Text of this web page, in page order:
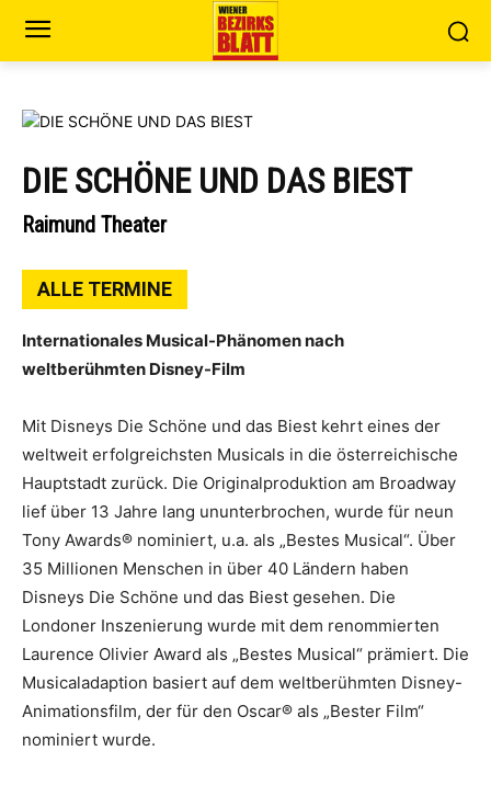
DIE SCHÖNE UND DAS BIEST
Raimund Theater
ALLE TERMINE
Internationales Musical-Phänomen nach
weltberühmten Disney-Film
Mit Disneys Die Schöne und das Biest kehrt eines der
weltweit erfolgreichsten Musicals in die österreichische
Hauptstadt zurück. Die Originalproduktion am Broadway
lief über 13 Jahre lang ununterbrochen, wurde für neun
Tony Awards® nominiert, u.a. als „Bestes Musical“. Über
35 Millionen Menschen in über 40 Ländern haben
Disneys Die Schöne und das Biest gesehen. Die
Londoner Inszenierung wurde mit dem renommierten
Laurence Olivier Award als „Bestes Musical“ prämiert. Die
Musicaladaption basiert auf dem weltberühmten Disney-
Animationsfilm, der für den Oscar® als „Bester Film“
nominiert wurde.